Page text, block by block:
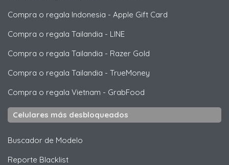
Compra o regala Indonesia - Apple Gift Card
Compra o regala Tailandia - LINE
Compra o regala Tailandia - Razer Gold
Compra o regala Tailandia - TrueMoney
Compra o regala Vietnam - GrabFood
Celulares más desbloqueados
Buscador de Modelo
Reporte Blacklist